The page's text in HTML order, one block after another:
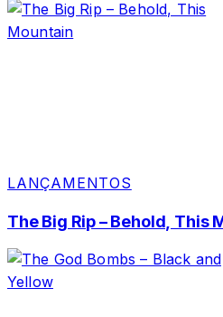
LANÇAMENTOS
The Big Rip – Behold, This